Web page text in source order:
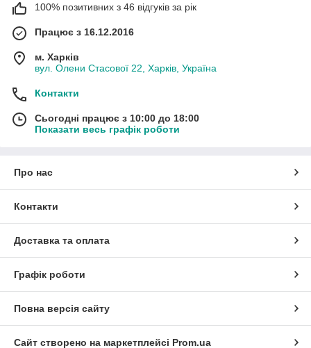
100% позитивних з 46 відгуків за рік
Працює з 16.12.2016
м. Харків
вул. Олени Стасової 22, Харків, Україна
Контакти
Сьогодні працює з 10:00 до 18:00
Показати весь графік роботи
Про нас
Контакти
Доставка та оплата
Графік роботи
Повна версія сайту
Сайт створено на маркетплейсі Prom.ua